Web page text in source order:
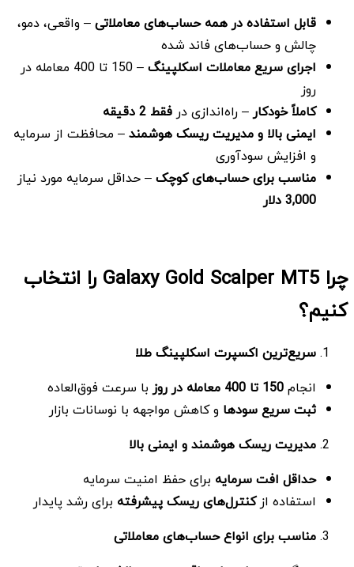
قابل استفاده در همه حساب‌های معاملاتی– واقعی، دمو،
چالش و حساب‌های فاند شده
اجرای سریع معاملات اسکلپینگ
– 150 تا 400 معامله در
روز
کاملاً خودکار – راه‌اندازی در فقط 2 دقیقه
ایمنی بالا و مدیریت ریسک هوشمند– محافظت از سرمایه
و افزایش سودآوری
مناسب برای حساب‌های کوچک– حداقل سرمایه مورد نیاز
3,000دلار
چرا Galaxy Gold Scalper MT5 را انتخاب
کنیم؟
سریع‌ترین اکسپرت اسکلپینگ طلا
انجام150 تا 400 معامله در روز
با سرعت فوق‌العاده
ثبت سریع سودها و کاهش مواجهه با نوسانات بازار
مدیریت ریسک هوشمند و ایمنی بالا
حداقل افت سرمایه برای حفظ امنیت سرمایه
استفاده ازکنترل‌های ریسک پیشرفته برای رشد پایدار
مناسب برای انواع حساب‌های معاملاتی